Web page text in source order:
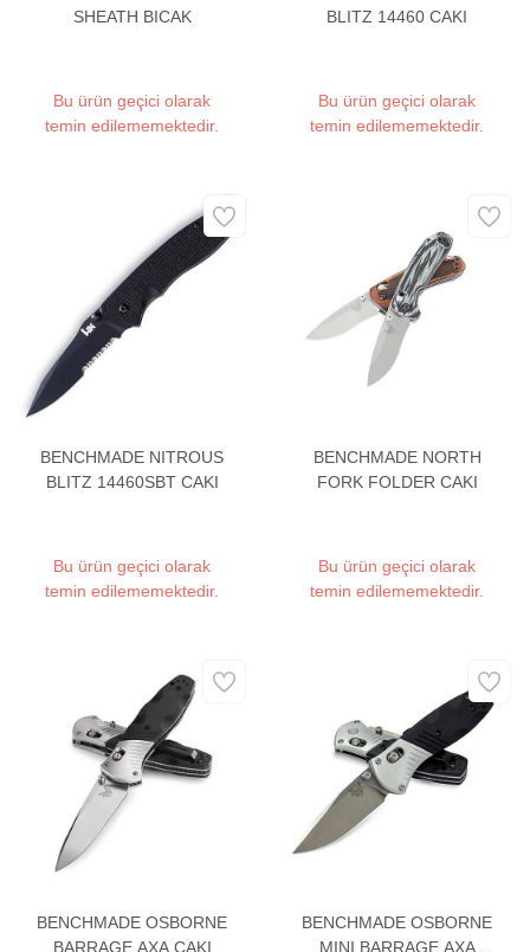
SHEATH BICAK
Bu ürün geçici olarak
temin edilememektedir.
BLITZ 14460 CAKI
Bu ürün geçici olarak
temin edilememektedir.
BENCHMADE NITROUS
BLITZ 14460SBT CAKI
Bu ürün geçici olarak
temin edilememektedir.
BENCHMADE NORTH
FORK FOLDER CAKI
Bu ürün geçici olarak
temin edilememektedir.
BENCHMADE OSBORNE
BARRAGE AXA CAKI
BENCHMADE OSBORNE
MINI BARRAGE AXA